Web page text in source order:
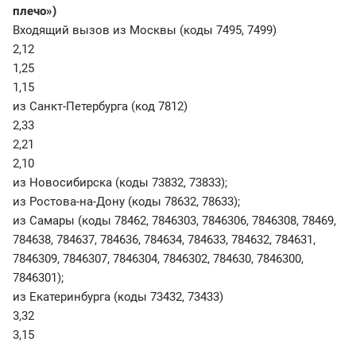
плечо»)
Входящий вызов из Москвы (коды 7495, 7499)
2,12
1,25
1,15
из Санкт-Петербурга (код 7812)
2,33
2,21
2,10
из Новосибирска (коды 73832, 73833);
из Ростова-на-Дону (коды 78632, 78633);
из Самары (коды 78462, 7846303, 7846306, 7846308, 78469,
784638, 784637, 784636, 784634, 784633, 784632, 784631,
7846309, 7846307, 7846304, 7846302, 784630, 7846300,
7846301);
из Екатеринбурга (коды 73432, 73433)
3,32
3,15